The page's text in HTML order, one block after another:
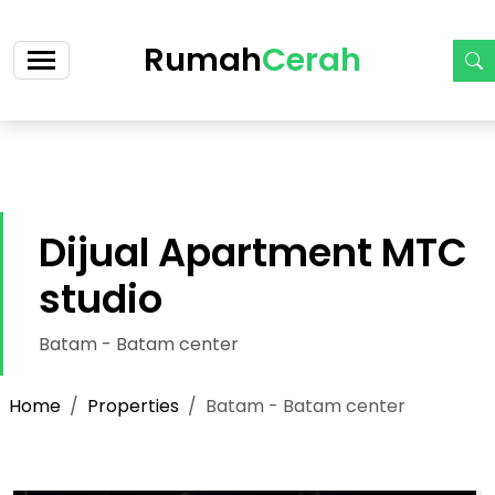
RumahCerah
rumah-1-lt-grand-fidelia-tiban-cicilan-2-jt-an
Dijual Apartment MTC
studio
Batam - Batam center
Home Properties Batam - Batam center